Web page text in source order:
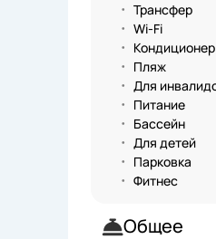
Трансфер
Wi-Fi
Кондиционер
Пляж
Для
Питание
Бассейн
Для детей
Парковка
Фитнес
Общее